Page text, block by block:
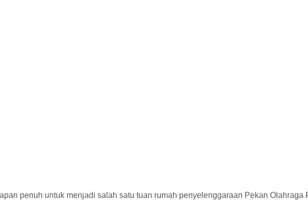
penuh untuk menjadi salah satu tuan rumah penyelenggaraan Pekan